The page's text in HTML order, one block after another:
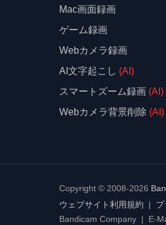
Mac画面録画
ゲーム録画
Webカメラ録画
AI文字起こし (AI)
スマートズーム録画 (AI)
Webカメラ背景削除 (AI)
Copyright © 2008-2026
ウェブサイト利用規約 |
Bandicam Company | E-